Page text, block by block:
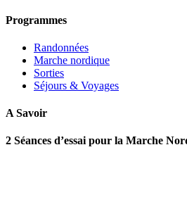
Programmes
Randonnées
Marche nordique
Sorties
Séjours & Voyages
A Savoir
2 Séances d’essai pour la Marche